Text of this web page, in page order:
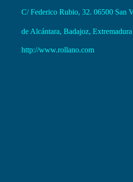
C/ Federico Rubio, 32. 06500 San
de Alcántara, Badajoz,
http://www.rollano.com